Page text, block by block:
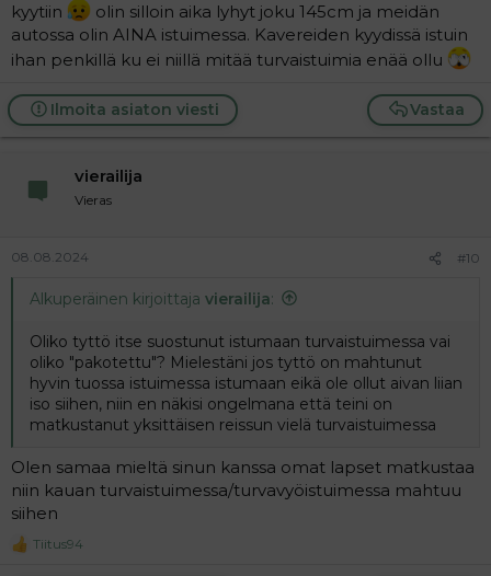
kyytiin
olin silloin aika lyhyt joku 145cm ja meidän
autossa olin AINA istuimessa. Kavereiden kyydissä istuin
ihan penkillä ku ei niillä mitää turvaistuimia enää ollu
Vastaa
Ilmoita asiaton viesti
vierailija
Vieras
08.08.2024 #10
Alkuperäinen kirjoittaja vierailija:
Oliko tyttö itse suostunut istumaan turvaistuimessa vai
oliko "pakotettu"? Mielestäni jos tyttö on mahtunut
hyvin tuossa istuimessa istumaan eikä ole ollut aivan liian
iso siihen, niin en näkisi ongelmana että teini on
matkustanut yksittäisen reissun vielä turvaistuimessa
Olen samaa mieltä sinun kanssa omat lapset matkustaa
niin kauan turvaistuimessa/turvavyöistuimessa mahtuu
siihen
R
Tiitus94